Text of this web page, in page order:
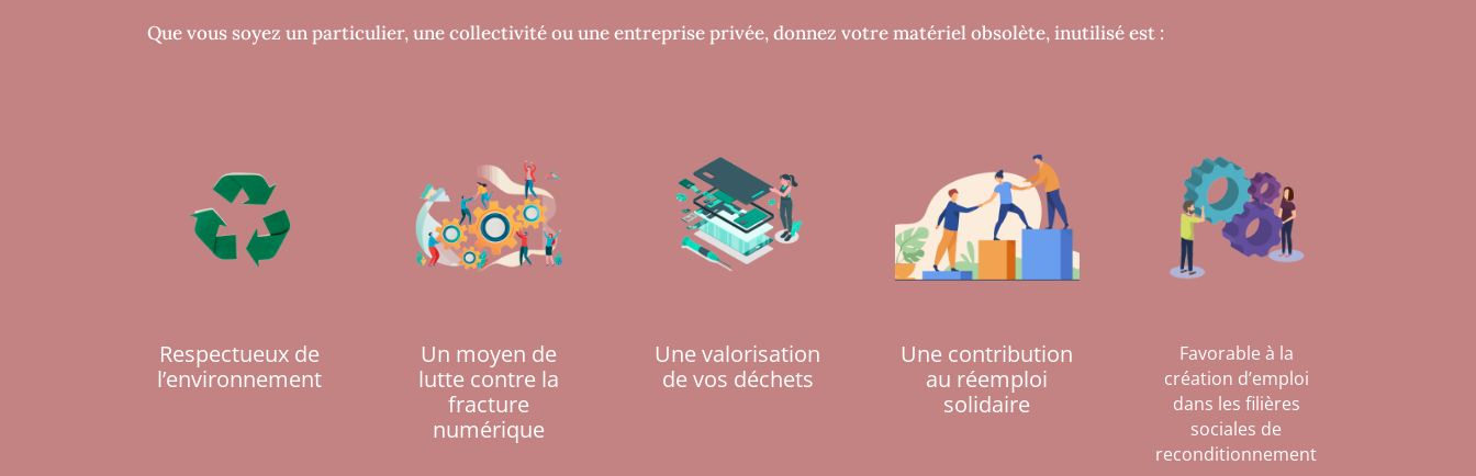
Que vous soyez un particulier, une collectivité ou une entreprise privée, donnez votre matériel obsolète, inutilisé est :
Respectueux de
l’environnement
Un moyen de
lutte contre la
fracture
numérique
Une valorisation
de vos déchets
Une contribution
au réemploi
solidaire
Favorable à la
création d’emploi
dans les filières
sociales de
reconditionnement